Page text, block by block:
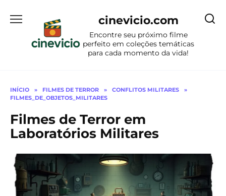
para
conteúdo
cinevicio.com
Encontre seu próximo filme
perfeito em coleções temáticas
para cada momento da vida!
INÍCIO » FILMES DE TERROR » CONFLITOS MILITARES
»
FILMES_DE_OBJETOS_MILITARES
Filmes de Terror em
Laboratórios Militares